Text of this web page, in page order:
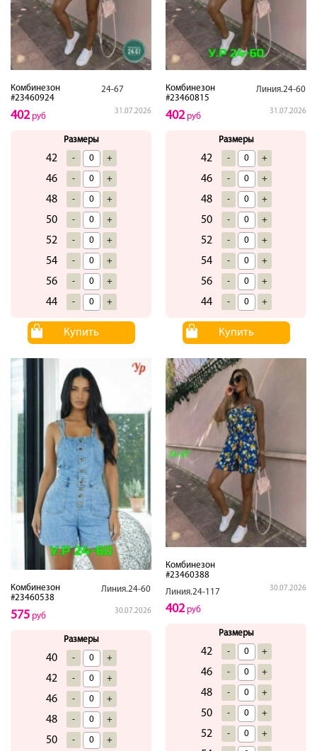
Комбинезон
#23460924
24-67
31.07.2026
402руб
Размеры
42 - +
46 - +
48 - +
50 - +
52 - +
54 - +
56 - +
44 - +
Купить
Комбинезон
#23460815
Линия.24-60
31.07.2026
402руб
Размеры
42 - +
46 - +
48 - +
50 - +
52 - +
54 - +
56 - +
44 - +
Купить
Комбинезон
#23460538
Линия.24-60
30.07.2026
575 руб
Размеры
40 - +
42 - +
46 - +
48 - +
50 - +
Комбинезон
#23460388
Линия.24-117
30.07.2026
402руб
Размеры
42 - +
46 - +
48 - +
50 - +
52 - +